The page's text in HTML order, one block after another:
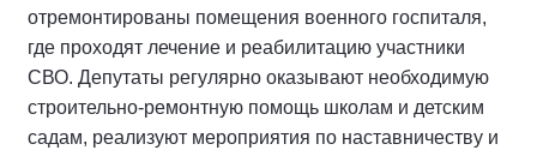
отремонтированы помещения военного госпиталя,
где проходят лечение и реабилитацию участники
СВО. Депутаты регулярно оказывают необходимую
строительно-ремонтную помощь школам и детским
садам, реализуют мероприятия по наставничеству и